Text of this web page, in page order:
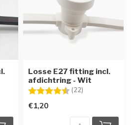
5 sterren
Losse E27 fitting incl.
afdichtring - Wit
Beoordeling: (22)
€1,20